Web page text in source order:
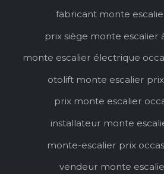
fabricant monte
prix siège monte escalier
monte escalier électrique
otolift monte escalier
prix monte escalier
installateur monte
monte-escalier prix
vendeur monte